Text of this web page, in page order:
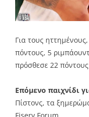
Για τους
πόντους, 5
πρόσθεσε 22
Επόμενο παιχνίδι
Πίστονς, τα